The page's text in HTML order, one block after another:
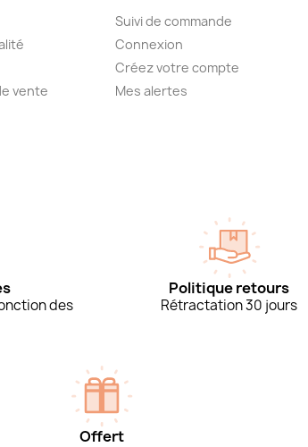
vente
Suivi de commande
Connexion
Créez votre compte
Mes alertes
des
Politique retours
Rétractation 30 jours
Offert